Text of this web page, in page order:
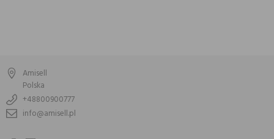
Amisell
Polska
+48800900777
info@amisell.pl